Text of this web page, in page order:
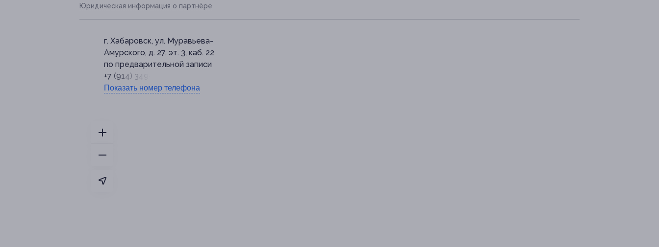
Юридическая информация о партнёре
г. Хабаровск, ул. Муравьева-
Амурского, д. 27, эт. 3, каб. 22
по предварительной записи
+7 (914) 349-99-99
Показать номер телефона